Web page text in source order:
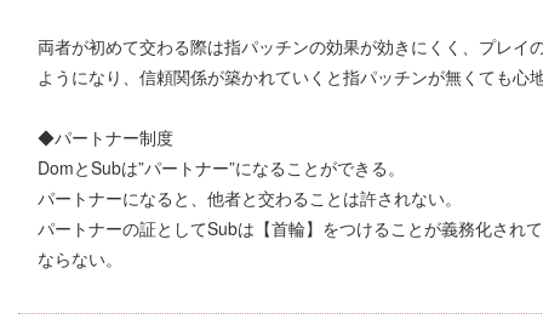
両者が初めて交わる際は指パッチンの効果が効きにくく、プレ
ようになり、信頼関係が築かれていくと指パッチンが無くても心
◆パートナー制度
DomとSubは”パートナー”になることができる。
パートナーになると、他者と交わることは許されない。
パートナーの証としてSubは【首輪】をつけることが義務化され
ならない。